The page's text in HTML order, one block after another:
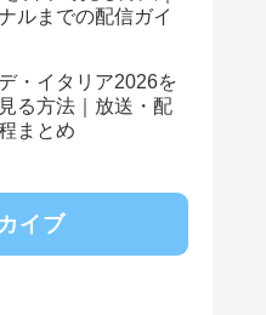
ルまでの配信ガイ
・イタリア2026を
る方法｜放送・配
まとめ
イブ